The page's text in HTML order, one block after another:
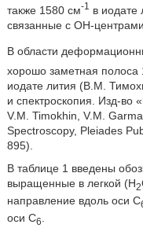
также 1580 см-1 в иодате
связанные с ОН-центрами.
В области
хорошо заметная полоса
иодате лития (В.М.
и спектроскопия. Изд-во
V.M. Timokhin, V.M.
Spectroscopy, Pleiades
895).
В таблице 1 введены
выращенные в легкой (Н2
направление вдоль оси С
оси С6